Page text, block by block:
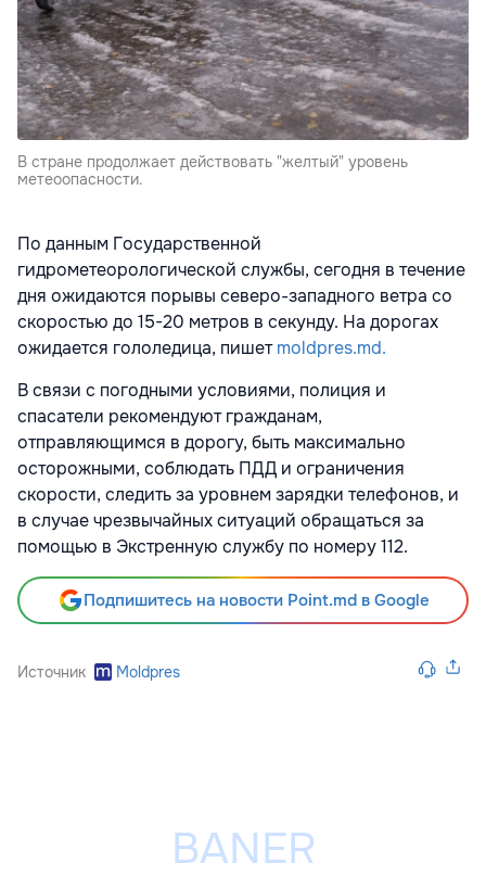
В стране продолжает действовать "желтый" уровень
метеоопасности.
По данным Государственной
гидрометеорологической службы, сегодня в течение
дня ожидаются порывы северо-западного ветра со
скоростью до 15-20 метров в секунду. На дорогах
ожидается гололедица, пишетmoldpres.md.
В связи с погодными условиями, полиция и
спасатели рекомендуют гражданам,
отправляющимся в дорогу, быть максимально
осторожными, соблюдать ПДД и ограничения
скорости, следить за уровнем зарядки телефонов, и
в случае чрезвычайных ситуаций обращаться за
помощью в Экстренную службу по номеру 112.
Подпишитесь на новости Point.md в Google
Источник Moldpres